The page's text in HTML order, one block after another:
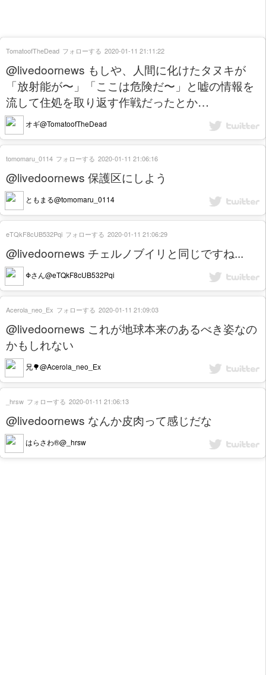
@livedoornews もしや、人間に化けたタヌキが
「放射能が〜」「ここは危険だ〜」と嘘の情報を
流して住処を取り返す作戦だったとか…
オギ@TomatoofTheDead
TomatoofTheDead フォローする 2020-01-11 21:11:22
@livedoornews 保護区にしよう
ともまる@tomomaru_0114
tomomaru_0114 フォローする 2020-01-11 21:06:16
@livedoornews チェルノブイリと同じですね...
Φさん@eTQkF8cUB532Pqi
eTQkF8cUB532Pqi フォローする 2020-01-11 21:06:29
@livedoornews これが地球本来のあるべき姿なの
かもしれない
兄🌳@Acerola_neo_Ex
Acerola_neo_Ex フォローする 2020-01-11 21:09:03
@livedoornews なんか皮肉って感じだな
はらさわ®︎@_hrsw
_hrsw フォローする 2020-01-11 21:06:13